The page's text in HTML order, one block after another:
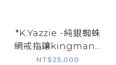
*K.Yazzie -純銀蜘蛛
網戒指鑲kingmang
松石
NT$25,000